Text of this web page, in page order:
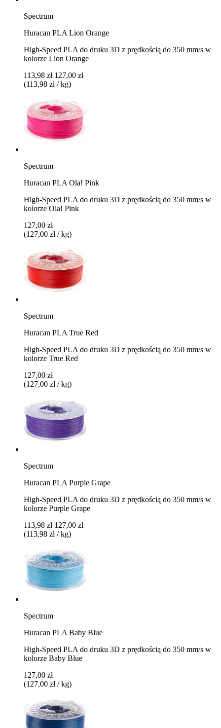
Spectrum
Huracan PLA Lion Orange
High-Speed PLA do druku 3D z prędkością do 350 mm/s w
kolorze Lion Orange
113,98 zł 127,00 zł
(113,98 zł / kg)
Spectrum
Huracan PLA Ola! Pink
High-Speed PLA do druku 3D z prędkością do 350 mm/s w
kolorze Ola! Pink
127,00 zł
(127,00 zł / kg)
Spectrum
Huracan PLA True Red
High-Speed PLA do druku 3D z prędkością do 350 mm/s w
kolorze True Red
127,00 zł
(127,00 zł / kg)
Spectrum
Huracan PLA Purple Grape
High-Speed PLA do druku 3D z prędkością do 350 mm/s w
kolorze Purple Grape
113,98 zł 127,00 zł
(113,98 zł / kg)
Spectrum
Huracan PLA Baby Blue
High-Speed PLA do druku 3D z prędkością do 350 mm/s w
kolorze Baby Blue
127,00 zł
(127,00 zł / kg)